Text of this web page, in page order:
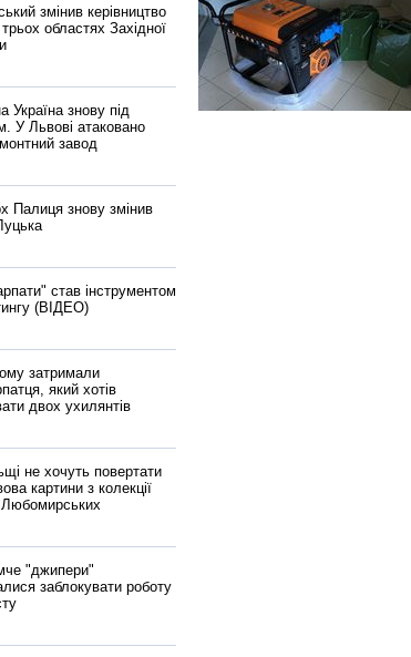
змінив керівництво
областях Західної
Україна знову під
У Львові атаковано
завод
Палиця знову змінив
став інструментом
(ВІДЕО)
затримали
який хотів
двох ухилянтів
не хочуть повертати
картини з колекції
Любомирських
"джипери"
заблокувати роботу